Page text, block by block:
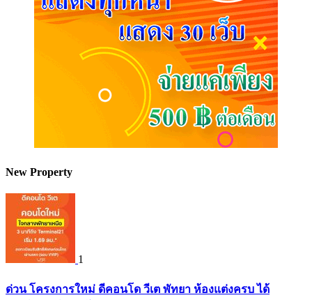
New Property
1
ด่วน โครงการใหม่ ดีคอนโด วีเต พัทยา ห้องแต่งครบ ได้